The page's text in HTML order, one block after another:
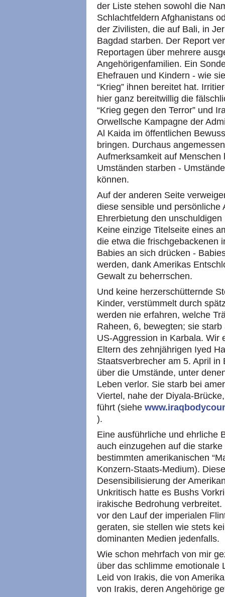
der Liste stehen sowohl die
Schlachtfeldern Afghanistans
der Zivilisten, die auf Bali, in
Bagdad starben. Der Report
Reportagen über mehrere
Angehörigenfamilien. Ein
Ehefrauen und Kindern - wie
“Krieg” ihnen bereitet hat.
hier ganz bereitwillig die
“Krieg gegen den Terror” und
Orwellsche Kampagne der
Al Kaida im öffentlichen
bringen. Durchaus
Aufmerksamkeit auf
Umständen starben -
können.
Auf der anderen Seite
diese sensible und persönliche
Ehrerbietung den
Keine einzige Titelseite eines
die etwa die frischgebackenen
Babies an sich drücken -
werden, dank Amerikas
Gewalt zu beherrschen.
Und keine herzerschütternde
Kinder, verstümmelt durch
werden nie erfahren, welche
Raheen, 6, bewegten; sie
US-Aggression in Karbala. Wir
Eltern des zehnjährigen Iyed
Staatsverbrecher am 5. April
über die Umstände, unter
Leben verlor. Sie starb bei
Viertel, nahe der Diyala-
führt (siehe
).
Eine ausführliche und ehrliche
auch einzugehen auf die
bestimmten amerikanischen
Konzern-Staats-Medium).
Desensibilisierung der
Unkritisch hatte es Bushs
irakische Bedrohung
vor den Lauf der imperialen
geraten, sie stellen wie stets
dominanten Medien jedenfalls.
Wie schon mehrfach von mir
über das schlimme emotionale
Leid von Irakis, die von
von Irakis, deren Angehörige